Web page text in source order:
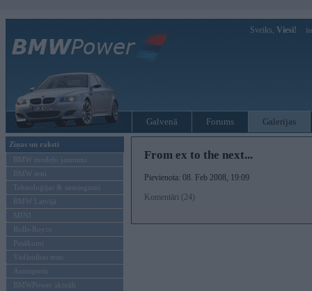
Sveiks, Viesi!
Galvenā Forums Galerijas
Ziņas un raksti
BMW modeļu jaunumi
BMW testi
Tehnoloģijas & sasniegumi
BMW Latvijā
MINI
Rolls-Royce
Pasākumi
Vadāmības tests
Autosports
BMWPower aktuāli
From ex to the next...
Pievienota: 08. Feb 2008, 19:09
Komentāri (24)